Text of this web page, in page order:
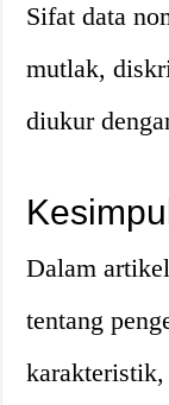
Sifat data
mutlak,
diukur
Dalam
tentang